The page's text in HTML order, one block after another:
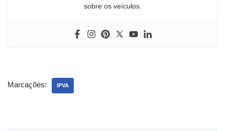
sobre os veículos.
Marcações: IPVA